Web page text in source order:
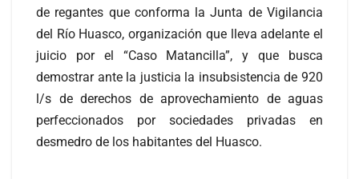
de regantes que conforma la Junta de Vigilancia
del Río Huasco, organización que lleva adelante el
juicio por el “Caso Matancilla”, y que busca
demostrar ante la justicia la insubsistencia de 920
l/s de derechos de aprovechamiento de aguas
perfeccionados por sociedades privadas en
desmedro de los habitantes del Huasco.